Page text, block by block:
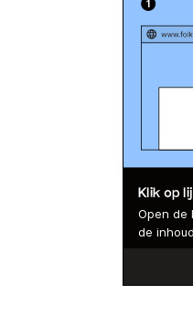
Klik op
Open de
de